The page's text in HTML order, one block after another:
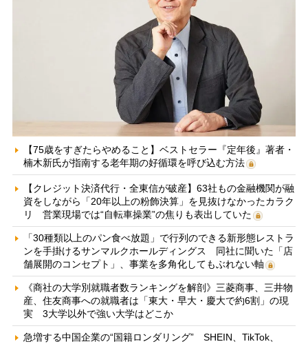
【75歳をすぎたらやめること】ベストセラー『定年後』著者・
楠木新氏が指南する老年期の好循環を呼び込む方法
【クレジット決済代行・全東信が破産】63社もの金融機関が融
資をしながら「20年以上の粉飾決算」を見抜けなかったカラク
リ 営業現場では“自転車操業”の焦りも表出していた
「30種類以上のパン食べ放題」で行列のできる新形態レストラ
ンを手掛けるサンマルクホールディングス 同社に聞いた「店
舗展開のコンセプト」、事業を多角化してもぶれない軸
《商社の大学別就職者数ランキングを解剖》三菱商事、三井物
産、住友商事への就職者は「東大・早大・慶大で約6割」の現
実 3大学以外で強い大学はどこか
急増する中国企業の“国籍ロンダリング” SHEIN、TikTok、